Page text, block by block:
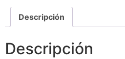
Descripción
Descripción